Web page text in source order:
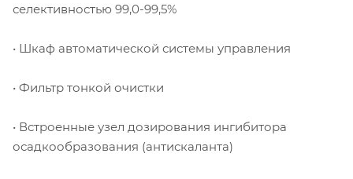
селективностью 99,0-99,5%
• Шкаф автоматической системы управления
• Фильтр тонкой очистки
• Встроенные узел дозирования ингибитора
осадкообразования (антискаланта)